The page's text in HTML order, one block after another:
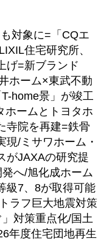
対象に=「CQエ
住宅研究所、
げ=新ブランド
ホーム×東武不動
home景」が竣工
ホームとトヨタホ
寺院を再建=鉄骨
/ミサワホーム・
がJAXAの研究提
へ/旭化成ホーム
級7、8が取得可能
ラフ巨大地震対策
対策重点化/国土
年度住宅団地再生